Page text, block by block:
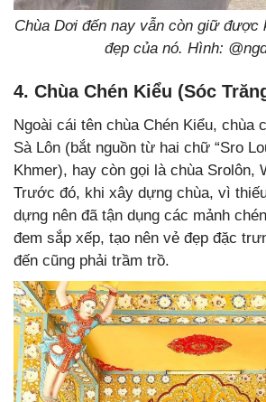
Chùa Dơi đến nay vẫn còn giữ được
đẹp của nó. Hình:
4. Chùa Chén Kiểu (Sóc
Ngoài cái tên chùa Chén Kiểu, chùa
Sà Lôn (bắt nguồn từ hai chữ “Sro
Khmer), hay còn gọi là chùa Srolôn,
Trước đó, khi xây dựng chùa, vì
dựng nên đã tận dụng các mảnh
đem sắp xếp, tạo nên vẻ đẹp đặc
đến cũng phải trầm trồ.